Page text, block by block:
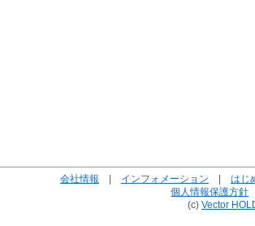
会社情報 インフォメーション
はじ
個人情報保護方針
(c) Vector